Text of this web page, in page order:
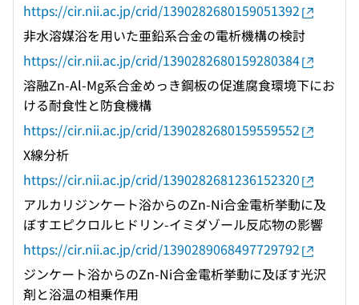
https://cir.nii.ac.jp/crid/1390282680159051392
非水溶媒浴を用いた亜鉛系合金の電析機構の検討
https://cir.nii.ac.jp/crid/1390282680159280384
溶融Zn-Al-Mg系合金めっき鋼板の促進腐食環境下にお
ける耐食性と防食機構
https://cir.nii.ac.jp/crid/1390282680159559552
X線分析
https://cir.nii.ac.jp/crid/1390282681236152320
アルカリジンケート浴からのZn-Ni合金電析挙動に及
ぼすエピクロルヒドリン-イミダゾール反応物の影響
https://cir.nii.ac.jp/crid/1390289068497729792
ジンケート浴からのZn-Ni合金電析挙動に及ぼす光沢
剤と浴温の相乗作用